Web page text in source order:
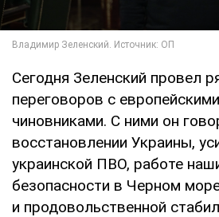
Сегодня Зеленский провел
переговоров с
чиновниками. С ними он
восстановлении Украины,
украинской ПВО, работе
безопасности в Черном
и продовольственной